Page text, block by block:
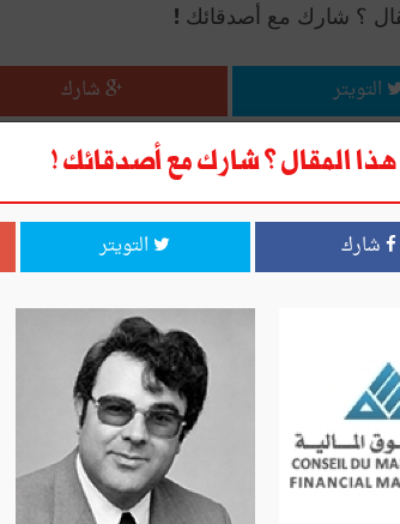
؟ شارك مع أصدقائك !
التويتر شارك
اكتب تعليق
المقال ؟ شارك مع أصدقائك !
شارك التويتر